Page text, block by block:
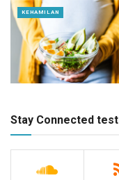
KEHAMILAN
Stay Connected test